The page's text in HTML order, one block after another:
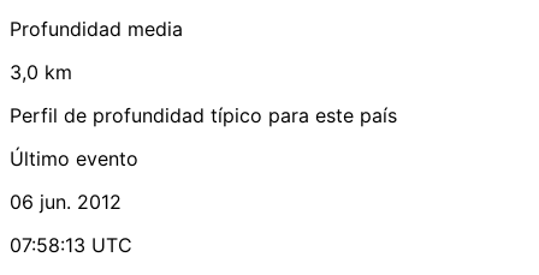
Profundidad media
3,0 km
Perfil de profundidad típico para este país
Último evento
06 jun. 2012
07:58:13 UTC